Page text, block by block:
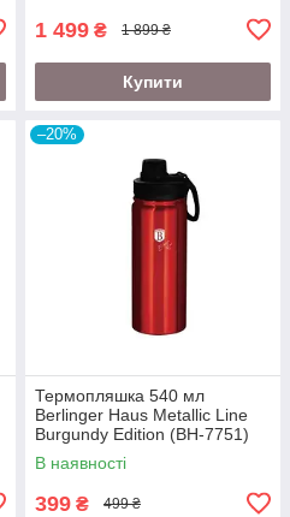
1 499 ₴ 1 899 ₴
Купити
–20%
Термопляшка 540 мл
Berlinger Haus Metallic Line
Burgundy Edition (BH-7751)
В наявності
399 ₴ 499 ₴